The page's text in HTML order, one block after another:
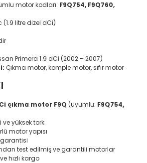
motor kodları: F9Q754, F9Q760,
(1.9 litre dizel dCi)
Primera 1.9 dCi (2002 – 2007)
Çıkma motor, komple motor, sıfır motor
çıkma motor F9Q (uyumlu: F9Q754,
ve yüksek tork
motor yapısı
test edilmiş ve garantili motorlar
hızlı kargo